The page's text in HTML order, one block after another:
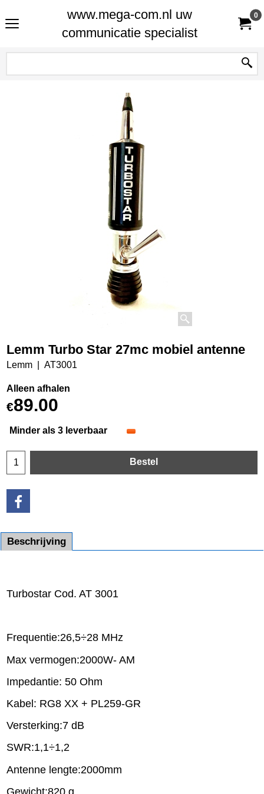
www.mega-com.nl uw
communicatie specialist
0
Lemm Turbo Star 27mc mobiel antenne
Lemm AT3001
Alleen afhalen
€89.00
Minder als 3 leverbaar
Bestel
Beschrijving
Turbostar Cod. AT 3001
Frequentie:26,5÷28 MHz
Max vermogen:2000W- AM
Impedantie: 50 Ohm
Kabel: RG8 XX + PL259-GR
Versterking:7 dB
SWR:1,1÷1,2
Antenne lengte:2000mm
Gewicht:820 g